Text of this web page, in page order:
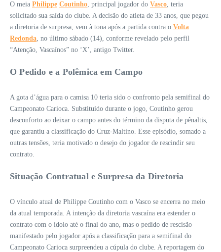
O meia Philippe Coutinho, principal jogador do Vasco, teria
solicitado sua saída do clube. A decisão do atleta de 33 anos, que pegou
a diretoria de surpresa, vem à tona após a partida contra o Volta
Redonda, no último sábado (14), conforme revelado pelo perfil
“Atenção, Vascaínos” no ‘X’, antigo Twitter.
O Pedido e a Polêmica em Campo
A gota d’água para o camisa 10 teria sido o confronto pela semifinal do
Campeonato Carioca. Substituído durante o jogo, Coutinho gerou
desconforto ao deixar o campo antes do término da disputa de pênaltis,
que garantiu a classificação do Cruz-Maltino. Esse episódio, somado a
outras tensões, teria motivado o desejo do jogador de rescindir seu
contrato.
Situação Contratual e Surpresa da Diretoria
O vínculo atual de Philippe Coutinho com o Vasco se encerra no meio
da atual temporada. A intenção da diretoria vascaína era estender o
contrato com o ídolo até o final do ano, mas o pedido de rescisão
manifestado pelo jogador após a classificação para a semifinal do
Campeonato Carioca surpreendeu a cúpula do clube. A reportagem do